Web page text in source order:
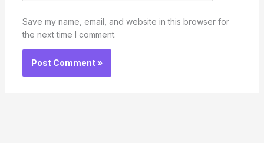
Save my name, email, and website in this browser for
the next time I comment.